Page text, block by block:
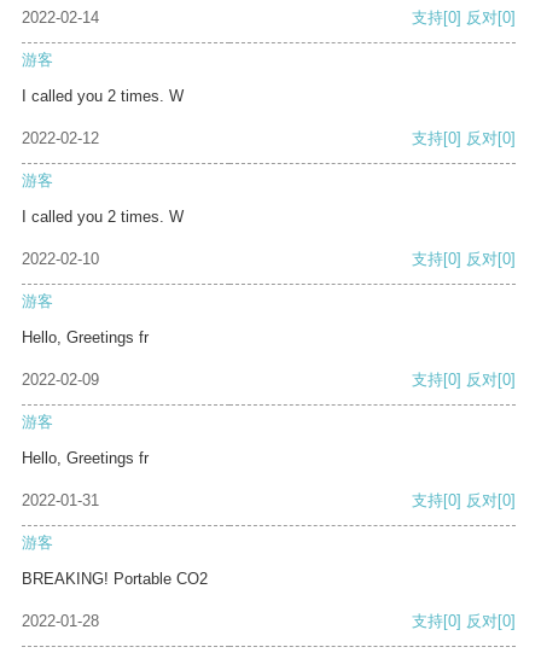
2022-02-14 支持[0] 反对[0]
游客
I called you 2 times. W
2022-02-12 支持[0] 反对[0]
游客
I called you 2 times. W
2022-02-10 支持[0] 反对[0]
游客
Hello, Greetings fr
2022-02-09 支持[0] 反对[0]
游客
Hello, Greetings fr
2022-01-31 支持[0] 反对[0]
游客
BREAKING! Portable CO2
2022-01-28 支持[0] 反对[0]